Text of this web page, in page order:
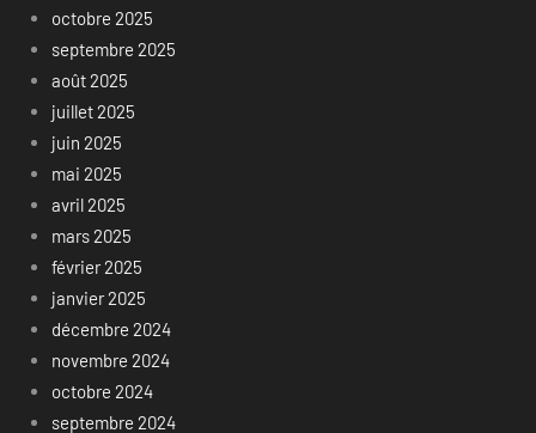
octobre 2025
septembre 2025
août 2025
juillet 2025
juin 2025
mai 2025
avril 2025
mars 2025
février 2025
janvier 2025
décembre 2024
novembre 2024
octobre 2024
septembre 2024